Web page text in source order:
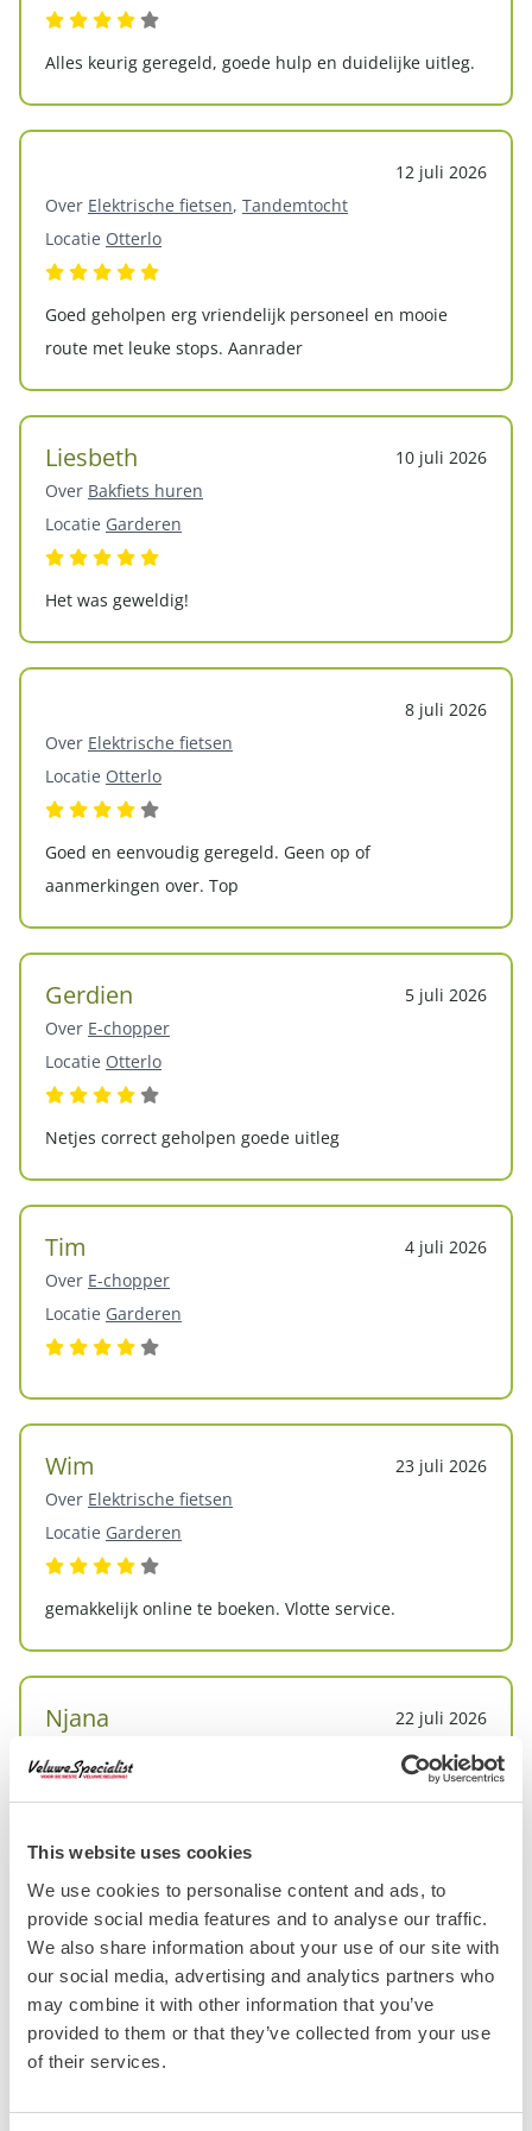
This website uses cookies
We use cookies to personalise content and ads, to
provide social media features and to analyse our traffic.
We also share information about your use of our site with
our social media, advertising and analytics partners who
may combine it with other information that you’ve
provided to them or that they’ve collected from your use
of their services.
Alles keurig geregeld, goede hulp en duidelijke uitleg.
12 juli 2026
Over Elektrische fietsen, Tandemtocht
Locatie Otterlo
Goed geholpen erg vriendelijk personeel en mooie
route met leuke stops. Aanrader
Liesbeth
10 juli 2026
Over Bakfiets huren
Locatie Garderen
Het was geweldig!
8 juli 2026
Over Elektrische fietsen
Locatie Otterlo
Goed en eenvoudig geregeld. Geen op of
aanmerkingen over. Top
Gerdien
5 juli 2026
Over E-chopper
Locatie Otterlo
Netjes correct geholpen goede uitleg
Tim
4 juli 2026
Over E-chopper
Locatie Garderen
Wim
23 juli 2026
Over Elektrische fietsen
Locatie Garderen
gemakkelijk online te boeken. Vlotte service.
Njana
22 juli 2026
LocatieGarderen
Super vriendelijke mensen, mooie route. Wij hebben
genoten!
Jos
20 juli 2026
OverElektrische fietsen
LocatieGarderen